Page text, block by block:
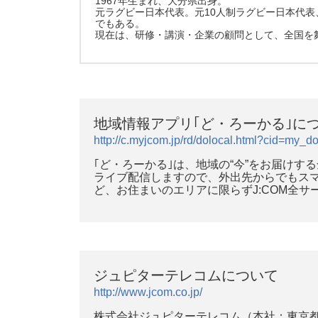
元ラグビー日本代表。元10人制ラグビー日本代
でもある。
現在は、研修・講演・企業の顧問として、全国を
地域情報アプリ｢ど・ろーかる｣に
http://c.myjcom.jp/rd/
｢ど・ろーかる｣は、地域の“今”をお届け
ライブ配信しますので、外出先からでもス
ど、お住まいのエリアに限らずJ:COM全
ジュピターテレコムについて
http://www.jcom.co.jp/